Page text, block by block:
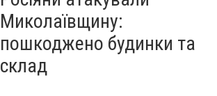
Миколаївщину:
пошкоджено будинки та
склад